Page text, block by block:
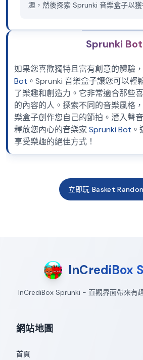
趣，然後探索 Sprunki 音樂盒子以獲
Sprunki Bot
如果您喜歡獨特且富有創意的體驗
Bot 。Sprunki 音樂盒子讓您可以輕
了樂趣和創造力。它非常適合那些
的內容的人。探索不同的音樂風格
樂盒子創作您自己的節拍。潛入聲
釋放您內心的音樂家 Sprunki Bot
享受樂趣的絕佳方式！
立即玩 Basket
InCrediBox
InCrediBox Sprunki - 直觀界面帶來有
網站地圖
首頁